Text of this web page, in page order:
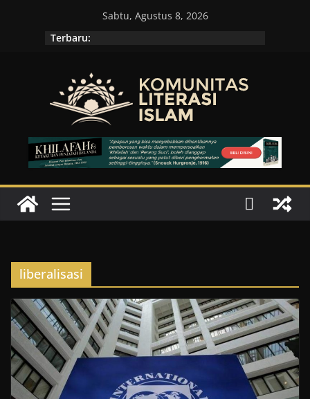
Sabtu, Agustus 8, 2026
Terbaru:
liberalisasi